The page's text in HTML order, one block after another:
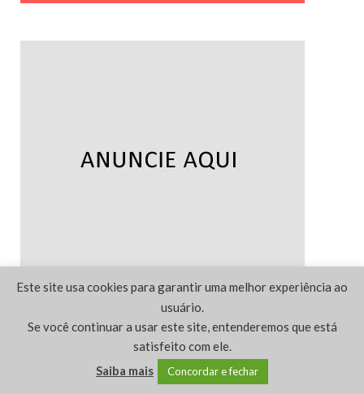
PINTEREST
Este site usa cookies para garantir uma melhor experiência ao
usuário.
Se você continuar a usar este site, entenderemos que está
satisfeito com ele.
Saiba mais
Concordar e fechar